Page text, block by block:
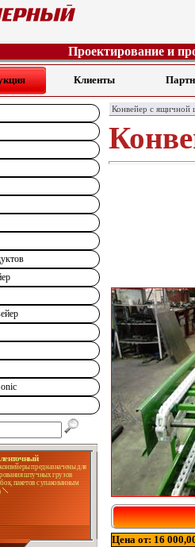
Проектирование и
Клиенты
предназначены для
штучных грузов
пакетов с упакованным
Конвейер с ящичной
Цена от: 16